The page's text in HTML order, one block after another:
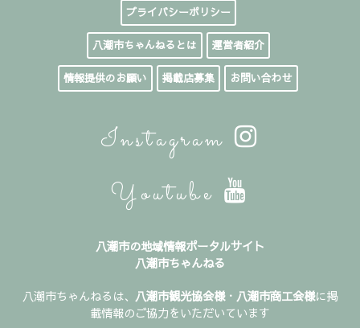
プライバシーポリシー
八潮市ちゃんねるとは 運営者紹介
情報提供のお願い 掲載店募集 お問い合わせ
Instagram
Youtube
八潮市の地域情報ポータルサイト
八潮市ちゃんねる
八潮市ちゃんねるは、 八潮市観光協会様・ 八潮市商工会様に掲
載情報のご協力をいただいています